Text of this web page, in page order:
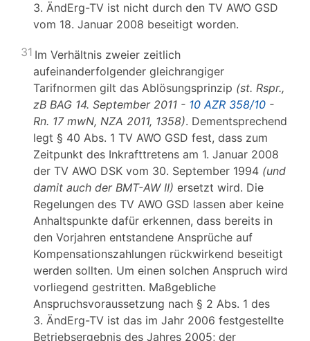
3. ÄndErg-TV ist nicht durch den TV AWO GSD
vom 18. Januar 2008 beseitigt worden.
31 Im Verhältnis zweier zeitlich
aufeinanderfolgender gleichrangiger
Tarifnormen gilt das Ablösungsprinzip (st. Rspr.,
zB BAG 14. September 2011 - 10 AZR 358/10 -
Rn. 17 mwN, NZA 2011, 1358). Dementsprechend
legt § 40 Abs. 1 TV AWO GSD fest, dass zum
Zeitpunkt des Inkrafttretens am 1. Januar 2008
der TV AWO DSK vom 30. September 1994 (und
damit auch der BMT-AW II) ersetzt wird. Die
Regelungen des TV AWO GSD lassen aber keine
Anhaltspunkte dafür erkennen, dass bereits in
den Vorjahren entstandene Ansprüche auf
Kompensationszahlungen rückwirkend beseitigt
werden sollten. Um einen solchen Anspruch wird
vorliegend gestritten. Maßgebliche
Anspruchsvoraussetzung nach § 2 Abs. 1 des
3. ÄndErg-TV ist das im Jahr 2006 festgestellte
Betriebsergebnis des Jahres 2005; der